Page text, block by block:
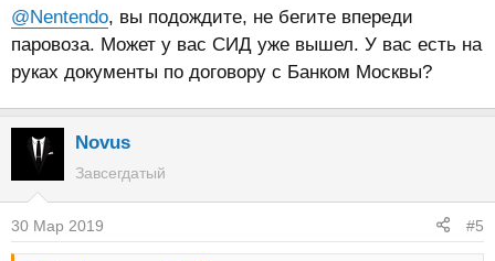
@Nentendo, вы подождите, не бегите впереди
паровоза. Может у вас СИД уже вышел. У вас есть на
руках документы по договору с Банком Москвы?
Novus
Завсегдатый
30 Мар 2019 #5